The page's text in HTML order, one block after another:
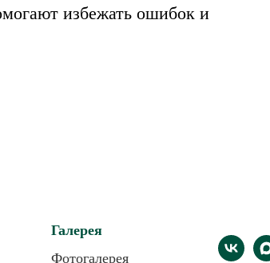
избежать ошибок и
Галерея
Фотогалерея